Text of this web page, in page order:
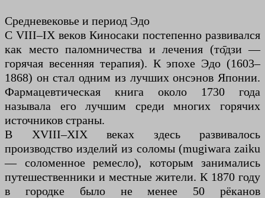
Средневековье и период Эдо
С VIII–IX веков Киносаки постепенно развивался
как место паломничества и лечения (то̄дзи —
горячая весенняя терапия). К эпохе Эдо (1603–
1868) он стал одним из лучших онсэнов Японии.
Фармацевтическая книга около 1730 года
называла его лучшим среди многих горячих
источников страны.
В XVIII–XIX веках здесь развивалось
производство изделий из соломы (mugiwara zaiku
— соломенное ремесло), которым занимались
путешественники и местные жители. К 1870 году
в городке было не менее 50 рёканов